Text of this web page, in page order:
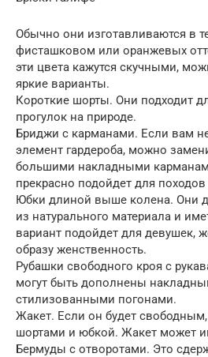
Обычно они изготавливаются в
фисташковом или оранжевых
эти цвета кажутся скучными,
яркие варианты.
Короткие шорты. Они подходит
прогулок на природе.
Бриджи с карманами. Если вам
элемент гардероба, можно
большими накладными
прекрасно подойдет для
Юбки длиной выше колена. Они
из натурального материала и
вариант подойдет для девушек,
образу женственность.
Рубашки свободного кроя с
могут быть дополнены
стилизованными погонами.
Жакет. Если он будет
шортами и юбкой. Жакет может
Бермуды с отворотами. Это